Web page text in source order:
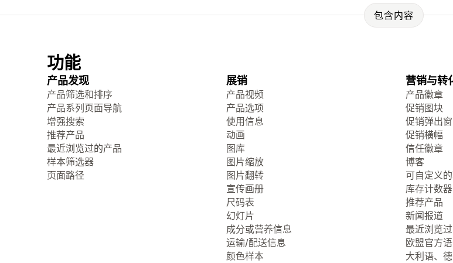
包含内容
功能
产品发现
产品筛选和排序
产品系列页面导航
增强搜索
推荐产品
最近浏览过的产品
样本筛选器
页面路径
展销
产品视频
产品选项
使用信息
动画
图库
图片缩放
图片翻转
宣传画册
尺码表
幻灯片
成分或营养信息
运输/配送信息
颜色样本
营销与转
产品徽章
促销图块
促销弹出
促销横幅
信任徽章
博客
可自定义
库存计数器
推荐产品
新闻报道
最近浏览
欧盟官方
大利语、